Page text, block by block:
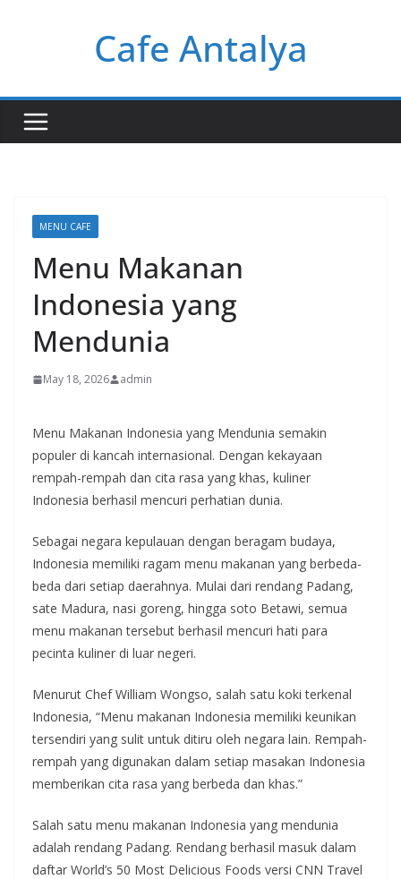
Cafe Antalya
MENU CAFE
Menu Makanan
Indonesia yang
Mendunia
May 18, 2026 admin
Menu Makanan Indonesia yang Mendunia semakin
populer di kancah internasional. Dengan kekayaan
rempah-rempah dan cita rasa yang khas, kuliner
Indonesia berhasil mencuri perhatian dunia.
Sebagai negara kepulauan dengan beragam budaya,
Indonesia memiliki ragam menu makanan yang berbeda-
beda dari setiap daerahnya. Mulai dari rendang Padang,
sate Madura, nasi goreng, hingga soto Betawi, semua
menu makanan tersebut berhasil mencuri hati para
pecinta kuliner di luar negeri.
Menurut Chef William Wongso, salah satu koki terkenal
Indonesia, “Menu makanan Indonesia memiliki keunikan
tersendiri yang sulit untuk ditiru oleh negara lain. Rempah-
rempah yang digunakan dalam setiap masakan Indonesia
memberikan cita rasa yang berbeda dan khas.”
Salah satu menu makanan Indonesia yang mendunia
adalah rendang Padang. Rendang berhasil masuk dalam
daftar World’s 50 Most Delicious Foods versi CNN Travel